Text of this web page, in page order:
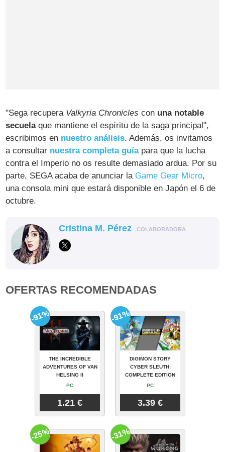
"Sega recupera Valkyria Chronicles con una notable
secuelaque mantiene el espíritu de la saga principal",
escribimos en nuestro análisis. Además, os invitamos
a consultar nuestra completa guíapara que la lucha
contra el Imperio no os resulte demasiado ardua. Por su
parte, SEGA acaba de anunciar la Game Gear Micro,
una consola mini que estará disponible en Japón el 6 de
octubre.
Cristina M. Pérez COLABORADORA
OFERTAS RECOMENDADAS
THE INCREDIBLE
ADVENTURES OF VAN
HELSING II
PC
1.21 €
-91%
DIGIMON STORY
CYBER SLEUTH:
COMPLETE EDITION
PC
3.39 €
-91%
-25% -31%